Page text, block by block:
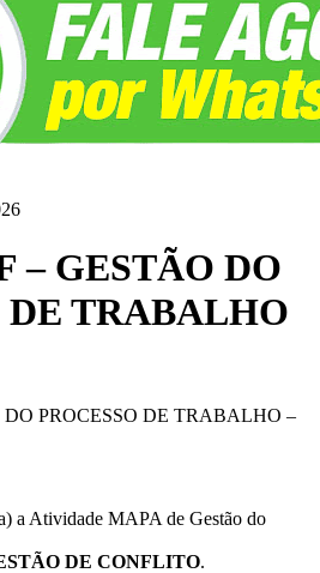
– GESTÃO DO
DE TRABALHO
PROCESSO DE TRABALHO –
a Atividade MAPA de Gestão do
DE CONFLITO.